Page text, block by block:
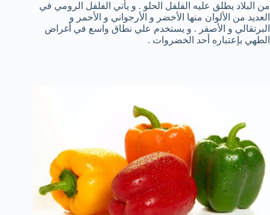
من البلاد يطلق عليه الفلفل الحلو . و يأتي الفلفل الرومي في
العديد من الألوان منها الأخضر و الأرجواني و الأحمر و
البرتقالي و الأصفر . و يستخدم علي نطاق واسع في أغراض
الطهي بإعتباره أحد الخضروات .